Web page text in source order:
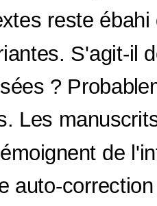
reste ébahi
S'agit-il
?
Les
de
auto-